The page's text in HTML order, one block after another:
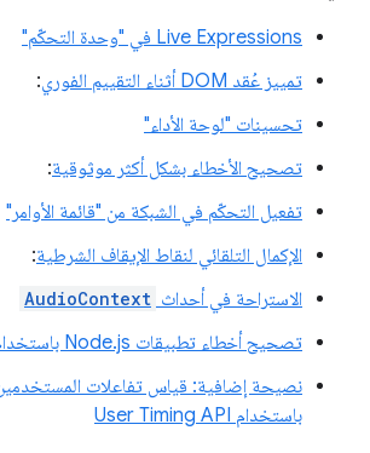
Live Expressions في "وحدة التحكّم"
تمييز عُقد DOM أثناء التقييم الفوري
:
تحسينات "لوحة الأداء"
تصحيح الأخطاء بشكل أكثر موثوقية:
تفعيل التحكّم في الشبكة من "قائمة الأوامر"
الإكمال التلقائي لنقاط الإيقاف الشرطية:
الاستراحة في أحداث AudioContext
تصحيح أخطاء تطبيقات Node.js باستخدام ndb
نصيحة إضافية: قياس تفاعلات المستخدمين
باستخدام User Timing API